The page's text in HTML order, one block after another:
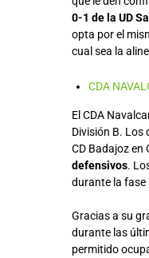
0-1 de la UD
opta por el
cual sea la
CDA
El CDA
División B. Los
CD Badajoz en
defensivos.
durante la fase
Gracias a su
durante las
permitido